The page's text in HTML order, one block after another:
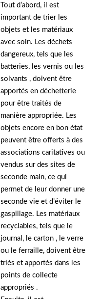
Tout d’abord, il est
important de trier les
objets et les matériaux
avec soin. Les déchets
dangereux, tels que les
batteries, les vernis ou les
solvants , doivent être
apportés en déchetterie
pour être traités de
manière appropriée. Les
objets encore en bon état
peuvent être offerts à des
associations caritatives ou
vendus sur des sites de
seconde main, ce qui
permet de leur donner une
seconde vie et d’éviter le
gaspillage. Les matériaux
recyclables, tels que le
journal, le carton , le verre
ou le ferraille, doivent être
triés et apportés dans les
points de collecte
appropriés .